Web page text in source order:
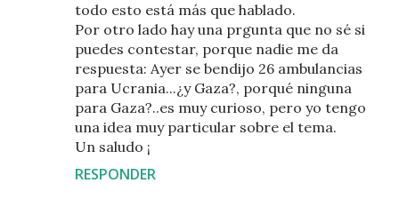
todo esto está más que hablado.
Por otro lado hay una prgunta que no sé si
puedes contestar, porque nadie me da
respuesta: Ayer se bendijo 26 ambulancias
para Ucrania...¿y Gaza?, porqué ninguna
para Gaza?..es muy curioso, pero yo tengo
una idea muy particular sobre el tema.
Un saludo ¡
RESPONDER